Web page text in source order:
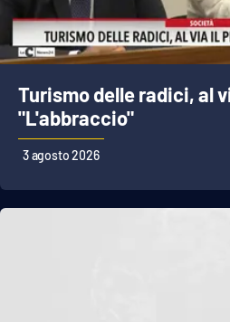
Turismo delle radici, al
"L'abbraccio"
3 agosto 2026